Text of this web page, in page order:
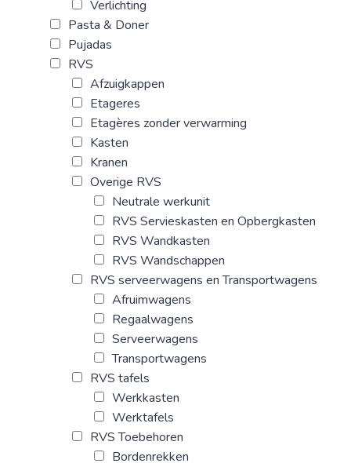
Verlichting
Pasta & Doner
Pujadas
RVS
Afzuigkappen
Etageres
Etagères zonder verwarming
Kasten
Kranen
Overige RVS
Neutrale werkunit
RVS Servieskasten en Opbergkasten
RVS Wandkasten
RVS Wandschappen
RVS serveerwagens en Transportwagens
Afruimwagens
Regaalwagens
Serveerwagens
Transportwagens
RVS tafels
Werkkasten
Werktafels
RVS Toebehoren
Bordenrekken